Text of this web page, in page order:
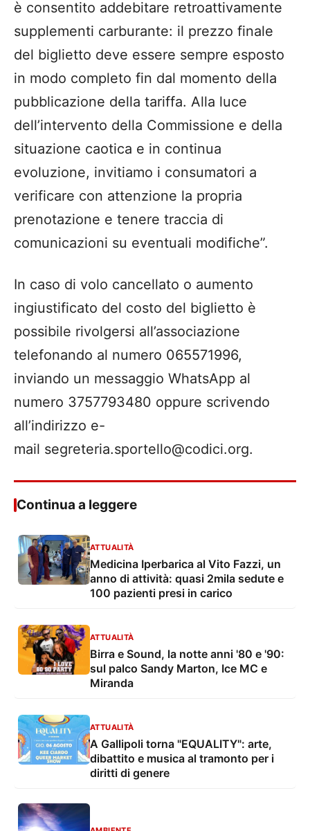
è consentito addebitare retroattivamente
supplementi carburante: il prezzo finale
del biglietto deve essere sempre esposto
in modo completo fin dal momento della
pubblicazione della tariffa. Alla luce
dell’intervento della Commissione e della
situazione caotica e in continua
evoluzione, invitiamo i consumatori a
verificare con attenzione la propria
prenotazione e tenere traccia di
comunicazioni su eventuali modifiche”.
In caso di volo cancellato o aumento
ingiustificato del costo del biglietto è
possibile rivolgersi all’associazione
telefonando al numero 065571996,
inviando un messaggio WhatsApp al
numero 3757793480 oppure scrivendo
all’indirizzo e-
mail segreteria.sportello@codici.org.
Continua a leggere
ATTUALITÀ
Medicina Iperbarica al Vito Fazzi, un
anno di attività: quasi 2mila sedute e
100 pazienti presi in carico
ATTUALITÀ
Birra e Sound, la notte anni '80 e '90:
sul palco Sandy Marton, Ice MC e
Miranda
ATTUALITÀ
A Gallipoli torna "EQUALITY": arte,
dibattito e musica al tramonto per i
diritti di genere